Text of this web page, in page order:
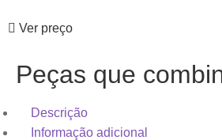
Ver preço
Peças que
Descrição
Informação adicional